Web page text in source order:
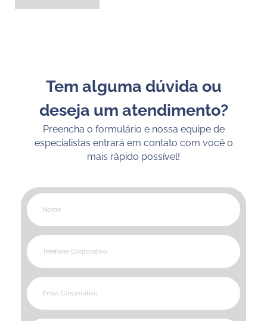
Tem alguma dúvida ou
deseja um atendimento?
Preencha o formulário e nossa equipe de
especialistas entrará em contato com você o
mais rápido possível!